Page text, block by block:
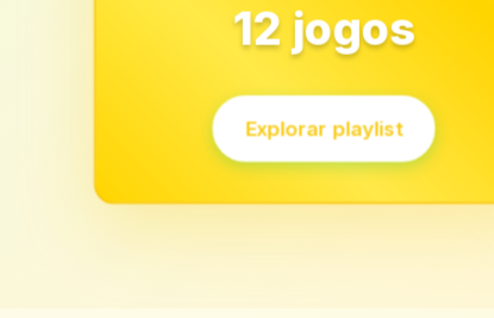
12 jogos
Explorar playlist